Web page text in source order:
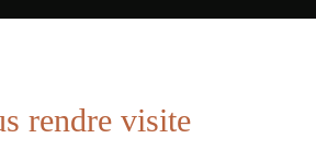
rendre visite